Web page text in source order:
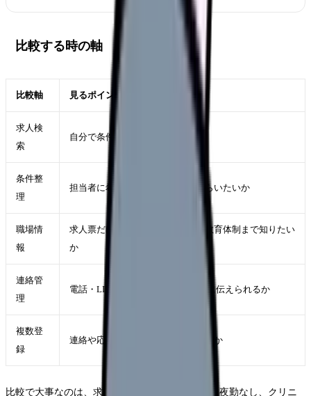
比較する時の軸
比較軸 見るポイント
求人検
索
自分で条件を入れて探したいか
条件整
理
担当者に希望条件を言語化してもらいたいか
職場情
報
求人票だけでなく雰囲気、残業、教育体制まで知りたい
か
連絡管
理
電話・LINE・メールの希望を最初に伝えられるか
複数登
録
連絡や応募経路を自分で管理できるか
比較で大事なのは、求人数だけではありません。夜勤なし、クリニ